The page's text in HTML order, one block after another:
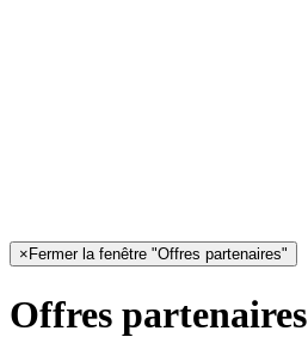
× Fermer la fenêtre "Offres partenaires"
Offres partenaires